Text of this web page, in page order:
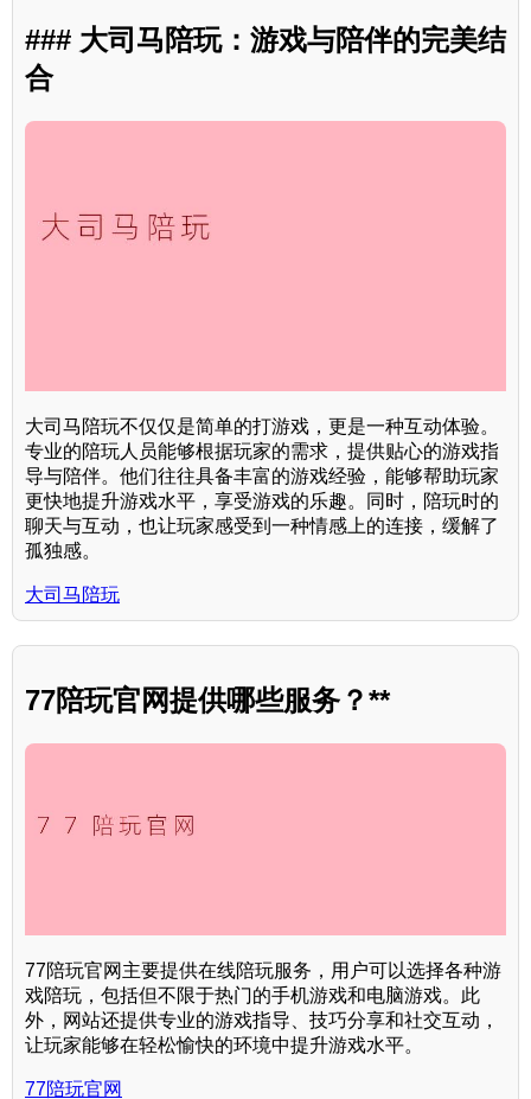
### 大司马陪玩：游戏与陪伴的完美结
合
大司马陪玩不仅仅是简单的打游戏，更是一种互动体验。
专业的陪玩人员能够根据玩家的需求，提供贴心的游戏指
导与陪伴。他们往往具备丰富的游戏经验，能够帮助玩家
更快地提升游戏水平，享受游戏的乐趣。同时，陪玩时的
聊天与互动，也让玩家感受到一种情感上的连接，缓解了
孤独感。
大司马陪玩
77陪玩官网提供哪些服务？**
77陪玩官网主要提供在线陪玩服务，用户可以选择各种游
戏陪玩，包括但不限于热门的手机游戏和电脑游戏。此
外，网站还提供专业的游戏指导、技巧分享和社交互动，
让玩家能够在轻松愉快的环境中提升游戏水平。
77陪玩官网